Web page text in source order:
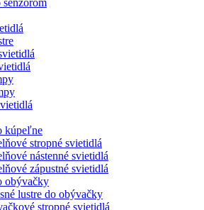
senzorom
kúpeľne
stropné svietidlá
nástenné svietidlá
zápustné svietidlá
obývačky
lustre do obývačky
stropné svietidlá